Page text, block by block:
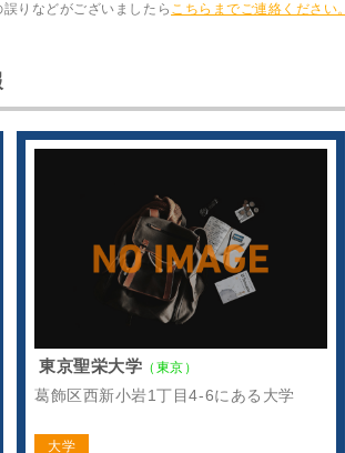
りなどがございましたら こちらまでご連絡ください。
東京聖栄大学 （東京）
葛飾区西新小岩1丁目4-6にある大学
大学